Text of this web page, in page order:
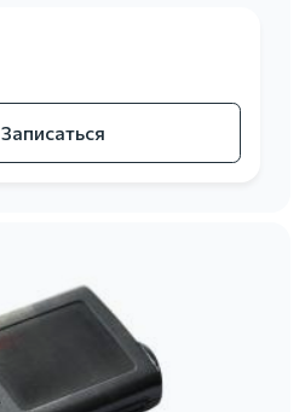
Записаться